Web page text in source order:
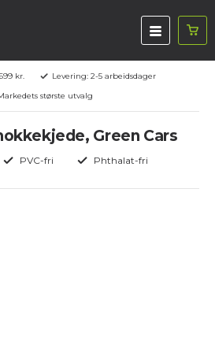
kr.
Levering: 2-5 arbeidsdager
største utvalg
Green Cars
PVC-fri Phthalat-fri